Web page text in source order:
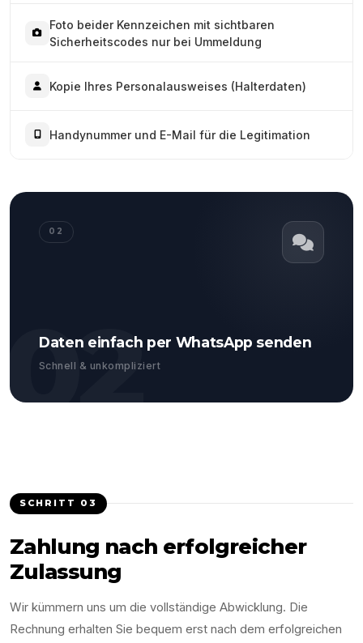
Foto beider Kennzeichen mit sichtbaren
Sicherheitscodes nur bei Ummeldung
Kopie Ihres Personalausweises (Halterdaten)
Handynummer und E-Mail für die Legitimation
02
02
Daten einfach per WhatsApp senden
Schnell & unkompliziert
SCHRITT 03
Zahlung nach erfolgreicher
Zulassung
Wir kümmern uns um die vollständige Abwicklung. Die
Rechnung erhalten Sie bequem erst nach dem erfolgreichen